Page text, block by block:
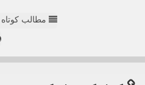
مطالب کوتاه